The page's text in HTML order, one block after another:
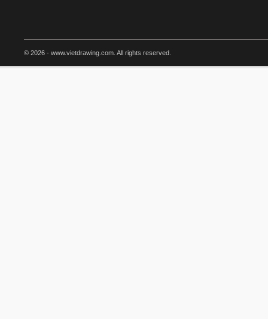
© 2026 - www.vietdrawing.com. All rights reserved.